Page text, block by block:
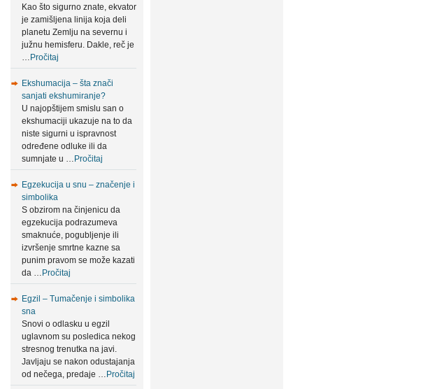
Kao što sigurno znate, ekvator
je zamišljena linija koja deli
planetu Zemlju na severnu i
južnu hemisferu. Dakle, reč je
… Pročitaj
Ekshumacija – šta znači
sanjati ekshumiranje?
U najopštijem smislu san o
ekshumaciji ukazuje na to da
niste sigurni u ispravnost
određene odluke ili da
sumnjate u … Pročitaj
Egzekucija u snu – značenje i
simbolika
S obzirom na činjenicu da
egzekucija podrazumeva
smaknuće, pogubljenje ili
izvršenje smrtne kazne sa
punim pravom se može kazati
da … Pročitaj
Egzil – Tumačenje i simbolika
sna
Snovi o odlasku u egzil
uglavnom su posledica nekog
stresnog trenutka na javi.
Javljaju se nakon odustajanja
od nečega, predaje … Pročitaj